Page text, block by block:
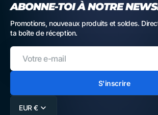
ABONNE-TOI À NOTRE
Promotions, nouveaux produits et soldes.
ta boîte de réception.
Votre
mail
S'inscrire
EUR €